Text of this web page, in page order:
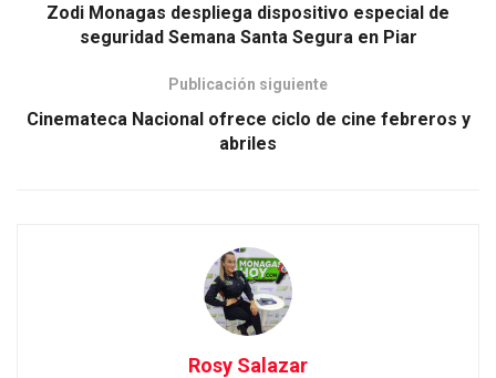
Zodi Monagas despliega dispositivo especial de
seguridad Semana Santa Segura en Piar
Publicación siguiente
Cinemateca Nacional ofrece ciclo de cine febreros y
abriles
Rosy Salazar